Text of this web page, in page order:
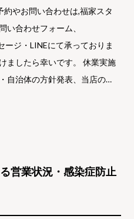
やお問い合わせは,福家スタ
い合わせフォーム、
ージ・LINEにて承っておりま
ましたら幸いです。 休業実施
自治体の方針発表、当店の…
営業状況・感染症防止